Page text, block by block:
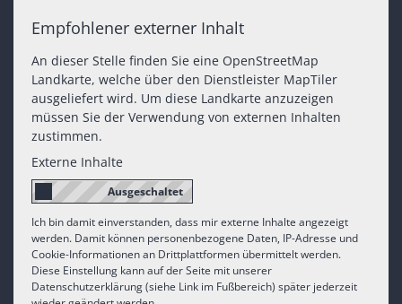
Empfohlener externer Inhalt
An dieser Stelle finden Sie eine OpenStreetMap
Landkarte, welche über den Dienstleister MapTiler
ausgeliefert wird. Um diese Landkarte anzuzeigen
müssen Sie der Verwendung von externen Inhalten
zustimmen.
Externe Inhalte
Ich bin damit einverstanden, dass mir externe Inhalte angezeigt
werden. Damit können personenbezogene Daten, IP-Adresse und
Cookie-Informationen an Drittplattformen übermittelt werden.
Diese Einstellung kann auf der Seite mit unserer
Datenschutzerklärung (siehe Link im Fußbereich) später jederzeit